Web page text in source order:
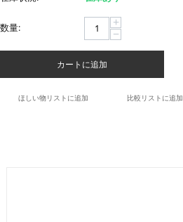
数量: +
−
カートに追加
ほしい物リストに追加 比較リストに追加